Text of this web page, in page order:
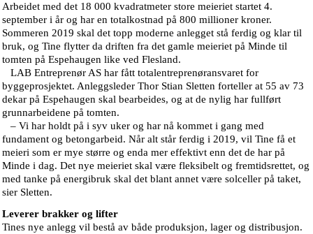
Arbeidet med det 18 000 kvadratmeter store meieriet startet 4.
september i år og har en totalkostnad på 800 millioner kroner.
Sommeren 2019 skal det topp moderne anlegget stå ferdig og klar til
bruk, og Tine flytter da driften fra det gamle meieriet på Minde til
tomten på Espehaugen like ved Flesland.
LAB Entreprenør AS har fått totalentreprenøransvaret for
byggeprosjektet. Anleggsleder Thor Stian Sletten forteller at 55 av 73
dekar på Espehaugen skal bearbeides, og at de nylig har fullført
grunnarbeidene på tomten.
– Vi har holdt på i syv uker og har nå kommet i gang med
fundament og betongarbeid. Når alt står ferdig i 2019, vil Tine få et
meieri som er mye større og enda mer effektivt enn det de har på
Minde i dag. Det nye meieriet skal være fleksibelt og fremtidsrettet, og
med tanke på energibruk skal det blant annet være solceller på taket,
sier Sletten.
Leverer brakker og lifter
Tines nye anlegg vil bestå av både produksjon, lager og distribusjon.